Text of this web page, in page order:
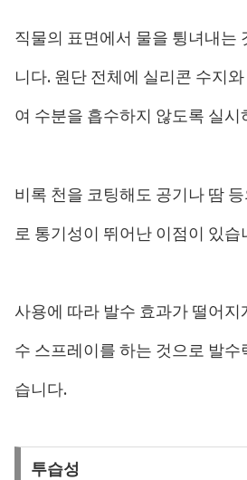
직물의 표면에서 물을 튕녀내는
니다. 원단 전체에 실리콘 수지
여 수분을 흡수하지 않도록 실
비록 천을 코팅해도 공기나 땀
로 통기성이 뛰어난 이점이 있습
사용에 따라 발수 효과가 떨어
수 스프레이를 하는 것으로 발수
습니다.
투습성